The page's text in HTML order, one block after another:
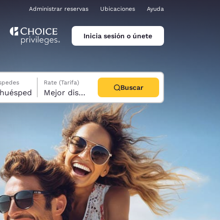
Administrar reservas Ubicaciones Ayuda
Inicia sesión o únete
1 huésped
Rate (Tarifa)
Mejor disponible
Buscar